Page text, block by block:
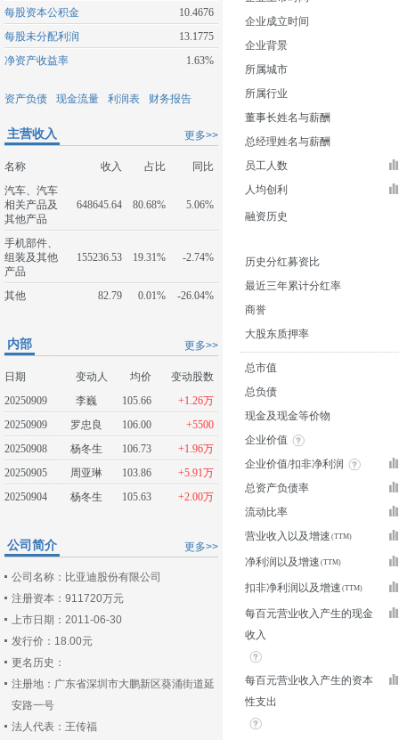
每股资本公积金
10.4676
每股未分配利润
13.1775
净资产收益率
1.63%
资产负债 现金流量 利润表 财务报告
更多>>
主营收入
名称 收入 占比
同比
汽车、汽车
相关产品及
其他产品
648645.64 80.68% 5.06%
手机部件、
组装及其他
产品
155236.53 19.31% -2.74%
其他 82.79 0.01% -26.04%
更多>>
内部
日期 变动人 均价
变动股数
20250909
李巍 105.66
+1.26万
20250909
罗忠良 106.00
+5500
20250908
杨冬生 106.73
+1.96万
20250905
周亚琳 103.86
+5.91万
20250904
杨冬生 105.63 +2.00万
更多>>
公司简介
公司名称：比亚迪股份有限公司
注册资本：911720万元
上市日期：2011-06-30
发行价：18.00元
更名历史：
注册地：广东省深圳市大鹏新区葵涌街道延
安路一号
法人代表：王传福
企业成立时间
企业背景
所属城市
所属行业
董事长姓名与薪酬
总经理姓名与薪酬
员工人数
人均创利
融资历史
历史分红募资比
最近三年累计分红率
商誉
大股东质押率
总市值
总负债
现金及现金等价物
企业价值
企业价值/扣非净利润
总资产负债率
流动比率
营业收入以及增速
净利润以及增速
扣非净利润以及增速
每百元营业收入产生的现金
收入
每百元营业收入产生的资本
性支出